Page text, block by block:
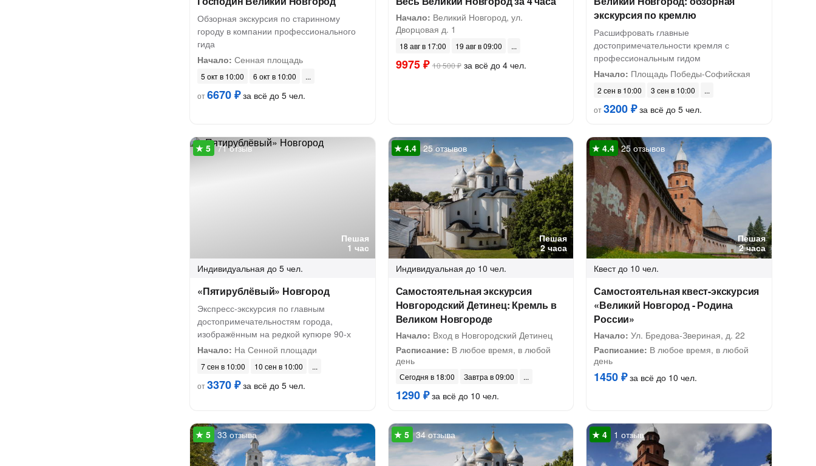
Обзорная экскурсия по старинному
городу в компании профессионального
гида
Начало: Сенная площадь
5 окт в 10:00
6 окт в 10:00
от6670 ₽за всё до 5 чел.
Начало: Великий Новгород, ул.
Дворцовая д. 1
18 авг в 17:00 19 авг в 09:00
9975 ₽ 10 500 ₽за всё до 4 чел.
экскурсия по кремлю
Расшифровать главные
достопримечательности кремля с
профессиональным гидом
Начало: Площадь Победы-Софийская
2 сен в 10:00
3 сен в 10:00
от3200 ₽за всё до 5 чел.
Пешая
1 час
71 отзыв
Индивидуальная до 5 чел.
«Пятирублёвый» Новгород
Экспресс-экскурсия по главным
достопримечательностям города,
изображённым на редкой купюре 90-х
Начало: На Сенной площади
7 сен в 10:00
10 сен в 10:00
от3370 ₽за всё до 5 чел.
Пешая
2 часа
25 отзывов
Индивидуальная до 10 чел.
Самостоятельная экскурсия
Новгородский Детинец: Кремль в
Великом Новгороде
Начало: Вход в Новгородский Детинец
Расписание: В любое время, в любой
день
Сегодня в 18:00 Завтра в 09:00
1290 ₽за всё до 10 чел.
Пешая
2 часа
25 отзывов
Квест до 10 чел.
Самостоятельная квест-экскурсия
«Великий Новгород - Родина
России»
Начало: Ул. Бредова-Звериная, д. 22
Расписание: В любое время, в любой
день
1450 ₽за всё до 10 чел.
33 отзыва 34 отзыва 1 отзыв